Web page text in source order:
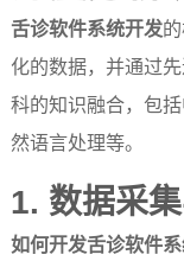
舌诊软件系统开发
化的数据，并通过
科的知识融合，包
然语言处理等。
1. 数据采
如何开发舌诊软件